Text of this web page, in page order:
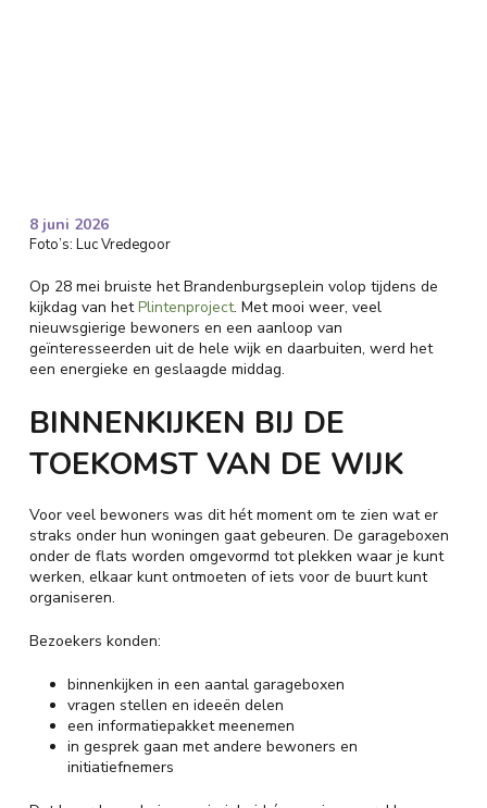
8 juni 2026
Foto’s: Luc Vredegoor
Op 28 mei bruiste het Brandenburgseplein volop tijdens de
kijkdag van hetPlintenproject. Met mooi weer, veel
nieuwsgierige bewoners en een aanloop van
geïnteresseerden uit de hele wijk en daarbuiten, werd het
een energieke en geslaagde middag.
BINNENKIJKEN BIJ DE
TOEKOMST VAN DE WIJK
Voor veel bewoners was dit hét moment om te zien wat er
straks onder hun woningen gaat gebeuren. De garageboxen
onder de flats worden omgevormd tot plekken waar je kunt
werken, elkaar kunt ontmoeten of iets voor de buurt kunt
organiseren.
Bezoekers konden:
binnenkijken in een aantal garageboxen
vragen stellen en ideeën delen
een informatiepakket meenemen
in gesprek gaan met andere bewoners en
initiatiefnemers